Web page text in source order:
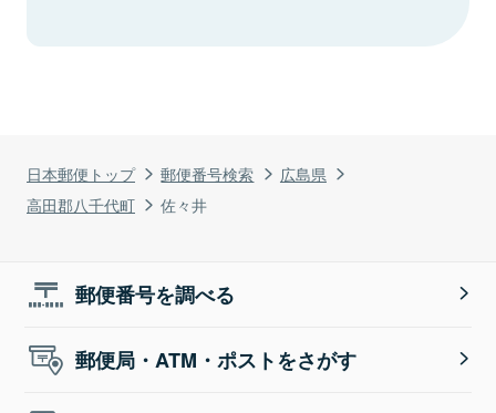
日本郵便トップ 郵便番号検索
広島県
高田郡八千代町
佐々井
郵便番号を調べる
郵便局・ATM・ポストをさがす